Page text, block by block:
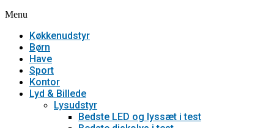
Menu
Køkkenudstyr
Børn
Have
Sport
Kontor
Lyd & Billede
Lysudstyr
Bedste LED og lyssæt i test